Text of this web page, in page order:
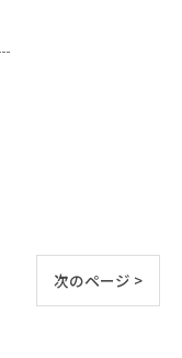
次のページ >